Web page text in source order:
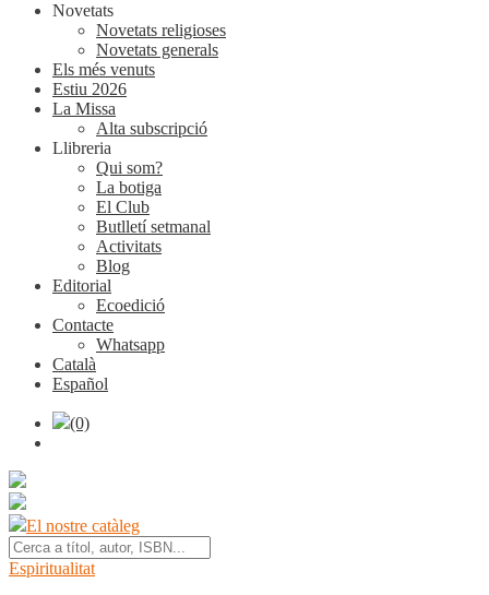
Novetats
Novetats religioses
Novetats generals
Els més venuts
Estiu 2026
La Missa
Alta subscripció
Llibreria
Qui som?
La botiga
El Club
Butlletí setmanal
Activitats
Blog
Editorial
Ecoedició
Contacte
Whatsapp
Català
Español
(0)
El nostre catàleg
Espiritualitat